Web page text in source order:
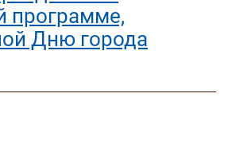
программе,
Дню города